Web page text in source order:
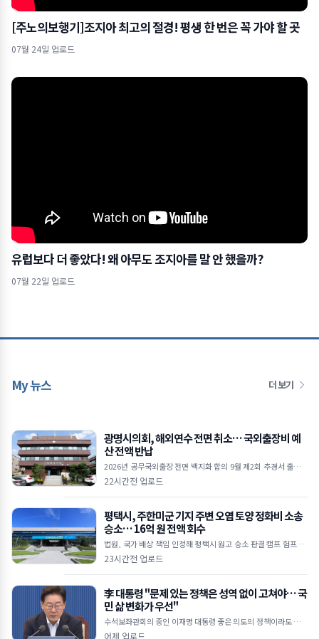
[주노의보행기]조지아 최고의 절경! 평생 한 번은 꼭 가야 할 곳
07월 24일 업로드
유럽보다 더 좋았다! 왜 아무도 조지아를 말 안 했을까?
07월 22일 업로드
My 뉴스 더 보기
광명시의회, 해외연수 전면 취소… 국외출장비 예
산 전액 반납
2026년 공무국외출장 전면 백지화 합의 9월 제2회 추경서 출장비
예산 전액 감액 절감된 예산, 소상공인 및 민생경제 회복에 투입 ■
22시간전 업로드
평택시, 주한미군 기지 주변 오염 토양 정화비 소송
승소… 16억 원 전액 회수
법원, 국가 배상 책임 인정해 평택시 원고 승소 판결 캠프 험프리·
오산에어베이스 일대 2,460㎥ 토양 정화 비용 회수 한미 SOFA 및
23시간전 업로드
李 대통령 "문제 있는 정책은 성역 없이 고쳐야… 국
민 삶 변화가 우선"
수석보좌관회의 중인 이재명 대통령 좋은 의도의 정책이라도 피해
주면 무용지물 임기 1,400일 남아… 체감 성과 내는 적극 행정 당
어제 업로드